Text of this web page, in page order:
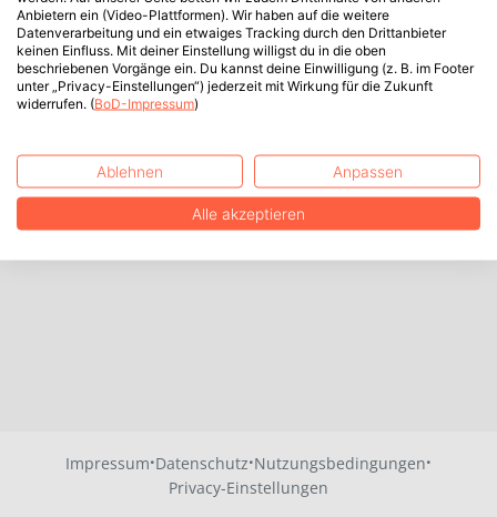
Impressum·Datenschutz·Nutzungsbedingungen·
Privacy-Einstellungen
Anbietern ein (Video-Plattformen). Wir haben auf die weitere
Datenverarbeitung und ein etwaiges Tracking durch den Drittanbieter
keinen Einfluss. Mit deiner Einstellung willigst du in die oben
beschriebenen Vorgänge ein. Du kannst deine Einwilligung (z. B. im Footer
unter „Privacy-Einstellungen“) jederzeit mit Wirkung für die Zukunft
widerrufen. (BoD-Impressum)
Ablehnen Anpassen
Alle akzeptieren